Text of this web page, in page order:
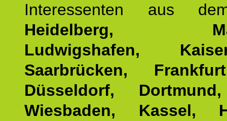
Interessenten aus
Heidelberg,
Ludwigshafen,
Saarbrücken,
Düsseldorf,
Wiesbaden, Kassel,